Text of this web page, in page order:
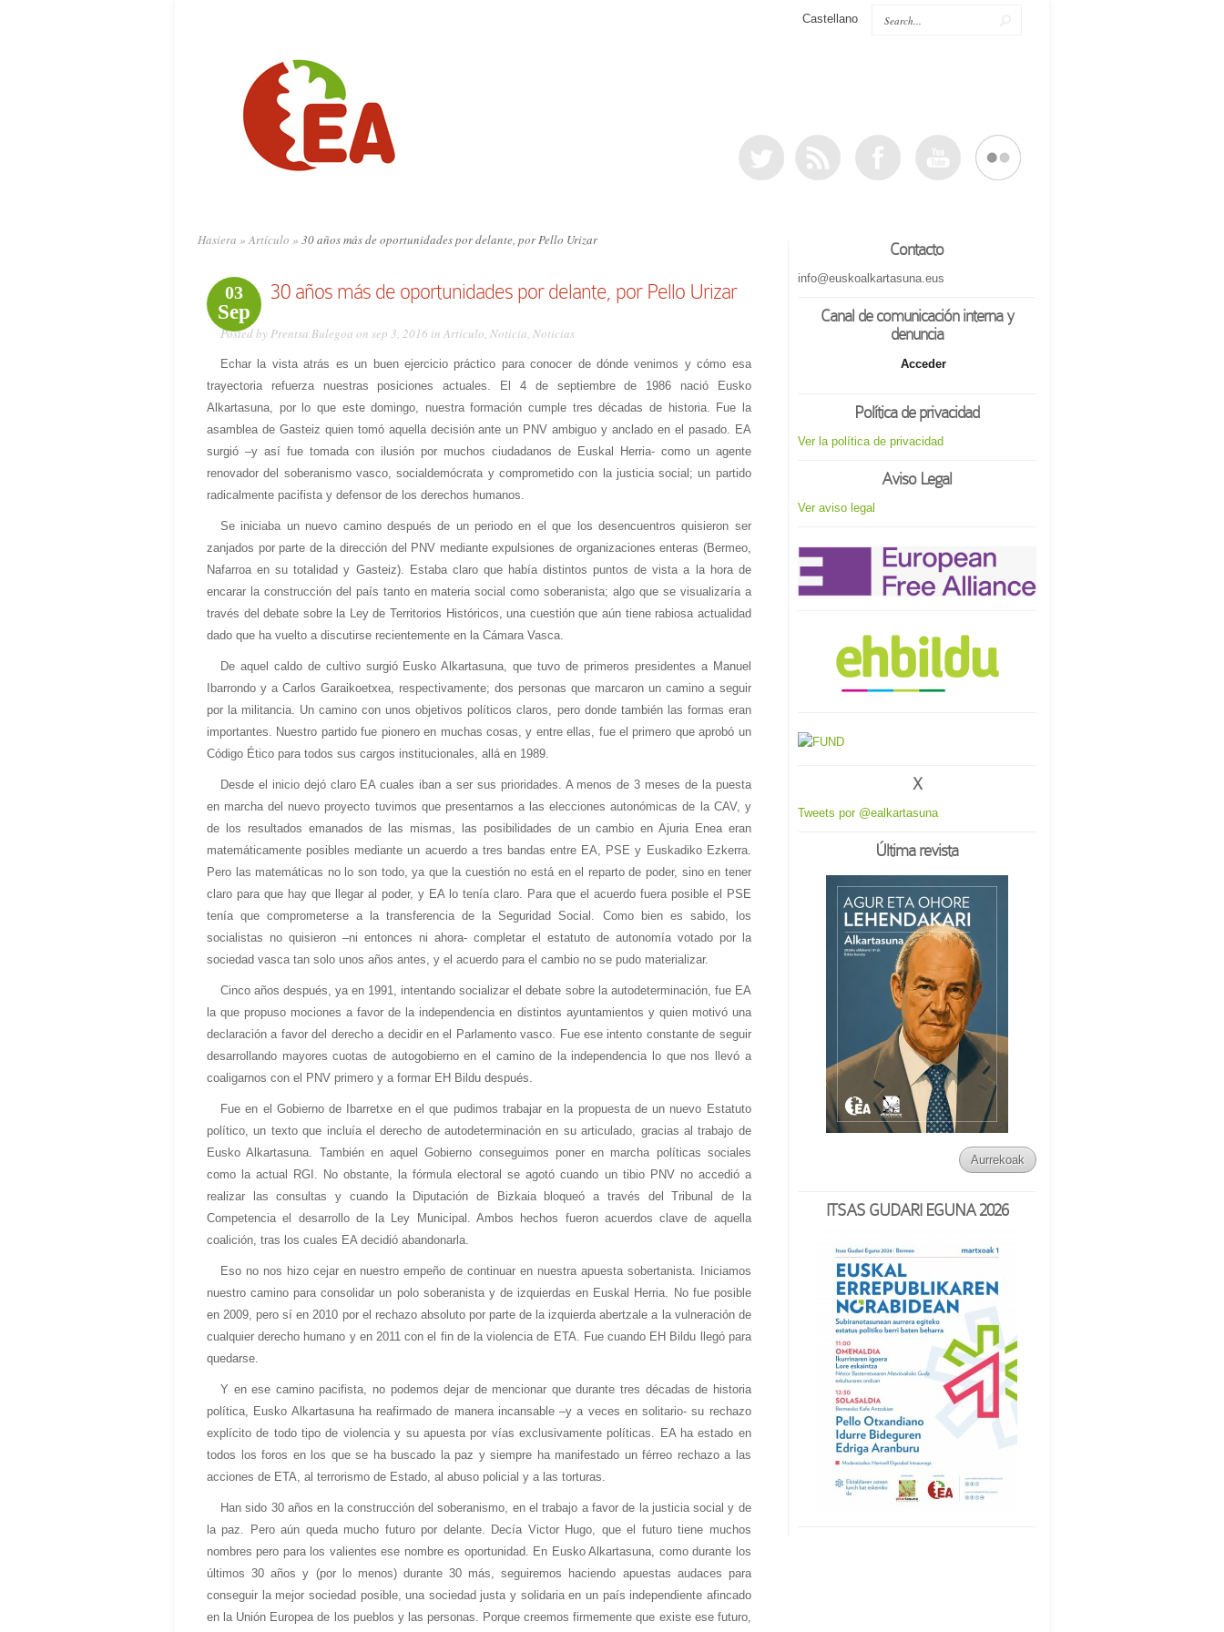
Castellano
Hasiera » Artículo » 30 años más de oportunidades por delante, por Pello Urizar
03
Sep
30 años más de oportunidades por delante, por Pello Urizar
Posted by Prentsa Bulegoa on sep 3, 2016 in Artículo, Noticia, Noticias
Echar la vista atrás es un buen ejercicio práctico para conocer de dónde venimos y cómo esa
trayectoria refuerza nuestras posiciones actuales. El 4 de septiembre de 1986 nació Eusko
Alkartasuna, por lo que este domingo, nuestra formación cumple tres décadas de historia. Fue la
asamblea de Gasteiz quien tomó aquella decisión ante un PNV ambiguo y anclado en el pasado. EA
surgió –y así fue tomada con ilusión por muchos ciudadanos de Euskal Herria- como un agente
renovador del soberanismo vasco, socialdemócrata y comprometido con la justicia social; un partido
radicalmente pacifista y defensor de los derechos humanos.
Se iniciaba un nuevo camino después de un periodo en el que los desencuentros quisieron ser
zanjados por parte de la dirección del PNV mediante expulsiones de organizaciones enteras (Bermeo,
Nafarroa en su totalidad y Gasteiz). Estaba claro que había distintos puntos de vista a la hora de
encarar la construcción del país tanto en materia social como soberanista; algo que se visualizaría a
través del debate sobre la Ley de Territorios Históricos, una cuestión que aún tiene rabiosa actualidad
dado que ha vuelto a discutirse recientemente en la Cámara Vasca.
De aquel caldo de cultivo surgió Eusko Alkartasuna, que tuvo de primeros presidentes a Manuel
Ibarrondo y a Carlos Garaikoetxea, respectivamente; dos personas que marcaron un camino a seguir
por la militancia. Un camino con unos objetivos políticos claros, pero donde también las formas eran
importantes. Nuestro partido fue pionero en muchas cosas, y entre ellas, fue el primero que aprobó un
Código Ético para todos sus cargos institucionales, allá en 1989.
Desde el inicio dejó claro EA cuales iban a ser sus prioridades. A menos de 3 meses de la puesta
en marcha del nuevo proyecto tuvimos que presentarnos a las elecciones autonómicas de la CAV, y
de los resultados emanados de las mismas, las posibilidades de un cambio en Ajuria Enea eran
matemáticamente posibles mediante un acuerdo a tres bandas entre EA, PSE y Euskadiko Ezkerra.
Pero las matemáticas no lo son todo, ya que la cuestión no está en el reparto de poder, sino en tener
claro para que hay que llegar al poder, y EA lo tenía claro. Para que el acuerdo fuera posible el PSE
tenía que comprometerse a la transferencia de la Seguridad Social. Como bien es sabido, los
socialistas no quisieron –ni entonces ni ahora- completar el estatuto de autonomía votado por la
sociedad vasca tan solo unos años antes, y el acuerdo para el cambio no se pudo materializar.
Cinco años después, ya en 1991, intentando socializar el debate sobre la autodeterminación, fue EA
la que propuso mociones a favor de la independencia en distintos ayuntamientos y quien motivó una
declaración a favor del derecho a decidir en el Parlamento vasco. Fue ese intento constante de seguir
desarrollando mayores cuotas de autogobierno en el camino de la independencia lo que nos llevó a
coaligarnos con el PNV primero y a formar EH Bildu después.
Fue en el Gobierno de Ibarretxe en el que pudimos trabajar en la propuesta de un nuevo Estatuto
político, un texto que incluía el derecho de autodeterminación en su articulado, gracias al trabajo de
Eusko Alkartasuna. También en aquel Gobierno conseguimos poner en marcha políticas sociales
como la actual RGI. No obstante, la fórmula electoral se agotó cuando un tibio PNV no accedió a
realizar las consultas y cuando la Diputación de Bizkaia bloqueó a través del Tribunal de la
Competencia el desarrollo de la Ley Municipal. Ambos hechos fueron acuerdos clave de aquella
coalición, tras los cuales EA decidió abandonarla.
Eso no nos hizo cejar en nuestro empeño de continuar en nuestra apuesta sobertanista. Iniciamos
nuestro camino para consolidar un polo soberanista y de izquierdas en Euskal Herria. No fue posible
en 2009, pero sí en 2010 por el rechazo absoluto por parte de la izquierda abertzale a la vulneración de
cualquier derecho humano y en 2011 con el fin de la violencia de ETA. Fue cuando EH Bildu llegó para
quedarse.
Y en ese camino pacifista, no podemos dejar de mencionar que durante tres décadas de historia
política, Eusko Alkartasuna ha reafirmado de manera incansable –y a veces en solitario- su rechazo
explícito de todo tipo de violencia y su apuesta por vías exclusivamente políticas. EA ha estado en
todos los foros en los que se ha buscado la paz y siempre ha manifestado un férreo rechazo a las
acciones de ETA, al terrorismo de Estado, al abuso policial y a las torturas.
Han sido 30 años en la construcción del soberanismo, en el trabajo a favor de la justicia social y de
la paz. Pero aún queda mucho futuro por delante. Decía Victor Hugo, que el futuro tiene muchos
nombres pero para los valientes ese nombre es oportunidad. En Eusko Alkartasuna, como durante los
últimos 30 años y (por lo menos) durante 30 más, seguiremos haciendo apuestas audaces para
conseguir la mejor sociedad posible, una sociedad justa y solidaria en un país independiente afincado
en la Unión Europea de los pueblos y las personas. Porque creemos firmemente que existe ese futuro,
Contacto
info@euskoalkartasuna.eus
Canal de comunicación interna y
denuncia
Acceder
Política de privacidad
Ver la política de privacidad
Aviso Legal
Ver aviso legal
X
Tweets por @ealkartasuna
Última revista
Aurrekoak
ITSAS GUDARI EGUNA 2026